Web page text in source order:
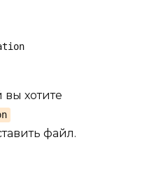
хотите
файл.